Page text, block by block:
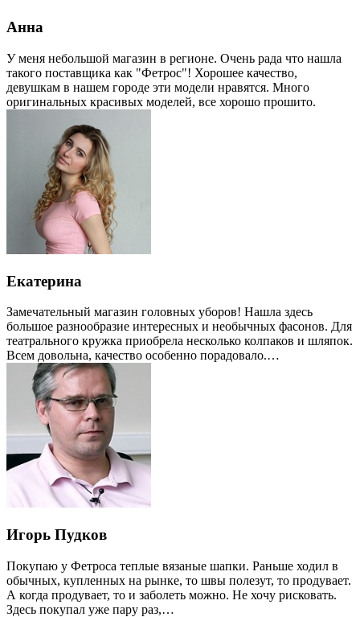
Анна
У меня небольшой магазин в регионе. Очень рада что нашла
такого поставщика как "Фетрос"! Хорошее качество,
девушкам в нашем городе эти модели нравятся. Много
оригинальных красивых моделей, все хорошо прошито.
Екатерина
Замечательный магазин головных уборов! Нашла здесь
большое разнообразие интересных и необычных фасонов. Для
театрального кружка приобрела несколько колпаков и шляпок.
Всем довольна, качество особенно порадовало.…
Игорь Пудков
Покупаю у Фетроса теплые вязаные шапки. Раньше ходил в
обычных, купленных на рынке, то швы полезут, то продувает.
А когда продувает, то и заболеть можно. Не хочу рисковать.
Здесь покупал уже пару раз,…